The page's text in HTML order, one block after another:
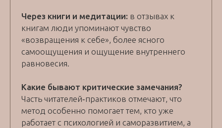
Через книги и медитации: в отзывах к
книгам люди упоминают чувство
«возвращения к себе», более ясного
самоощущения и ощущение внутреннего
равновесия.
Какие бывают критические замечания?
Часть читателей‑практиков отмечают, что
метод особенно помогает тем, кто уже
работает с психологией и саморазвитием, а